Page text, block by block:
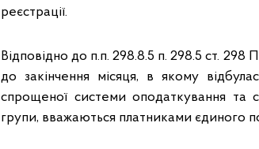
реєстрації.
Відповідно до п.п. 298.8.5 п. 298.5 ст.
до закінчення місяця, в якому
спрощеної системи оподаткування та
групи, вважаються платниками єдиного